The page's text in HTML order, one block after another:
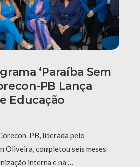
‘Paraíba Sem
PB Lança
Educação
PB, liderada pelo
Oliveira, completou seis meses
interna e na …